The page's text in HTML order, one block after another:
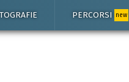
PERCORSI new